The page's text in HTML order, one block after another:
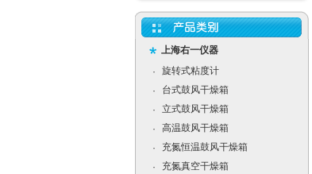
上海右一仪器
·
旋转式粘度计
·
台式鼓风干燥箱
·
立式鼓风干燥箱
·
高温鼓风干燥箱
·
充氮恒温鼓风干燥箱
·
充氮真空干燥箱